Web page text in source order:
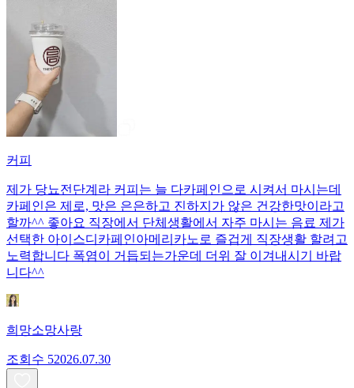
커피
제가 당뇨전단계라 커피는 늘 다카페인으로 시켜서 마시는데
카페인은 제로, 맛은 은은하고 진하지가 않은 건강한맛이라고
할까^^ 좋아요 직장에서 단체생활에서 자주 마시는 음료 제가
선택한 아이스디카페인아메리카노로 즐겁게 직장생활 할려고
노력합니다 폭염이 거듭되는가운데 더위 잘 이겨내시기 바랍
니다^^
희망소망사랑
조회수 52026.07.30